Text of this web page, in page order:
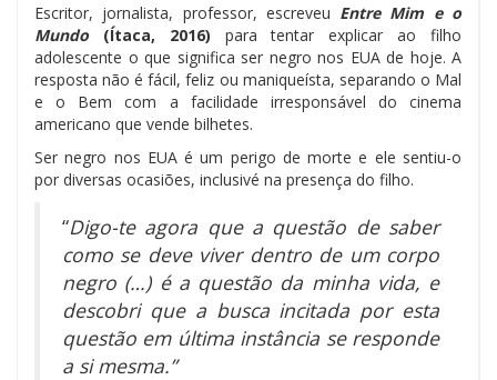
Escritor, jornalista, professor, escreveu Entre Mim e o
Mundo(Ítaca, 2016) para tentar explicar ao filho
adolescente o que significa ser negro nos EUA de hoje. A
resposta não é fácil, feliz ou maniqueísta, separando o Mal
e o Bem com a facilidade irresponsável do cinema
americano que vende bilhetes.
Ser negro nos EUA é um perigo de morte e ele sentiu-o
por diversas ocasiões, inclusivé na presença do filho.
“Digo-te agora que a questão de saber
como se deve viver dentro de um corpo
negro (…) é a questão da minha vida, e
descobri que a busca incitada por esta
questão em última instância se responde
a si mesma.”